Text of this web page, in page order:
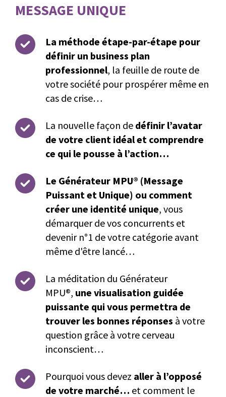
MESSAGE UNIQUE
La méthode étape-par-étape pour
définir un business plan
professionnel, la feuille de route de
votre société pour prospérer même en
cas de crise…
La nouvelle façon de définir l’avatar
de votre client idéal et comprendre
ce qui le pousse à l’action…
Le Générateur MPU® (Message
Puissant et Unique) ou comment
créer une identité unique, vous
démarquer de vos concurrents et
devenir n°1 de votre catégorie avant
même d'être lancé…
La méditation du Générateur
MPU®, une visualisation guidée
puissante qui vous permettra de
trouver les bonnes réponses à votre
question grâce à votre cerveau
inconscient…
Pourquoi vous devez aller à l’opposé
de votre marché… et comment le